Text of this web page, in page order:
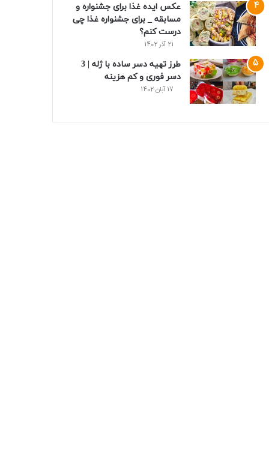
عکس ایده غذا برای جشنواره و
مسابقه _ برای جشنواره غذا چی
درست کنم؟
21 آذر 1402
طرز تهیه دسر ساده با ژله | 3
دسر فوری و کم هزینه
17 آبان 1402